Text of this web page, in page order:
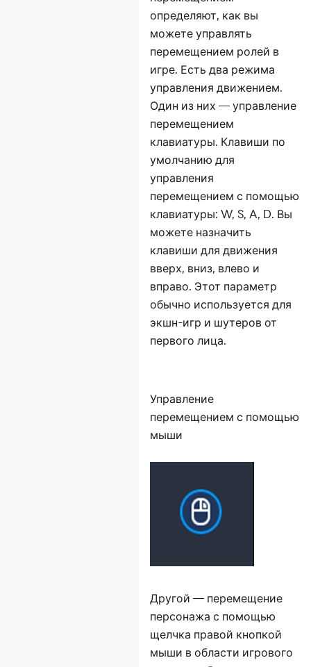
определяют, как вы
можете управлять
перемещением ролей в
игре. Есть два режима
управления движением.
Один из них — управление
перемещением
клавиатуры. Клавиши по
умолчанию для
управления
перемещением с помощью
клавиатуры: W, S, A, D. Вы
можете назначить
клавиши для движения
вверх, вниз, влево и
вправо. Этот параметр
обычно используется для
экшн-игр и шутеров от
первого лица.
Управление
перемещением с помощью
мыши
Другой — перемещение
персонажа с помощью
щелчка правой кнопкой
мыши в области игрового